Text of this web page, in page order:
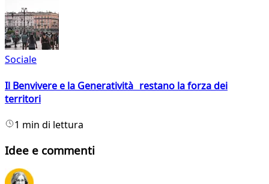
Sociale
Il Benvivere e la Generatività restano la forza dei
territori
1 min di lettura
Idee e commenti